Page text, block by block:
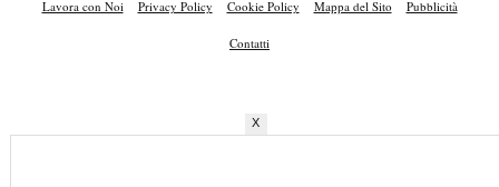
Lavora con Noi Privacy Policy Cookie Policy Mappa del Sito Pubblicità
Contatti
X